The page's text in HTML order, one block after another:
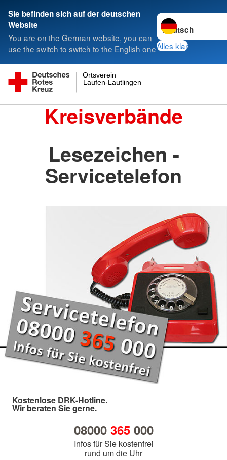
Sie befinden sich auf der deutschen
Website
You are on the German website, you can
use the switch to switch to the English one
Sprache wechseln
Alles klar
Laufen-Lautlingen
Ortsverein
Kreisverbände
Lesezeichen -
Servicetelefon
Kostenlose DRK-Hotline.
Wir beraten Sie gerne.
08000 365000
Infos für Sie kostenfrei
rund um die Uhr